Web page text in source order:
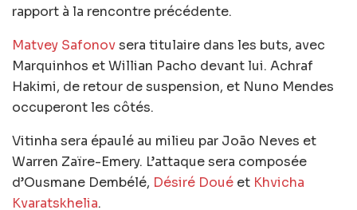
rapport à la rencontre précédente.
Matvey Safonovsera titulaire dans les buts, avec
Marquinhos et Willian Pacho devant lui. Achraf
Hakimi, de retour de suspension, et Nuno Mendes
occuperont les côtés.
Vitinha sera épaulé au milieu par João Neves et
Warren Zaïre-Emery. L’attaque sera composée
d’Ousmane Dembélé, Désiré Doué et Khvicha
Kvaratskhelia.